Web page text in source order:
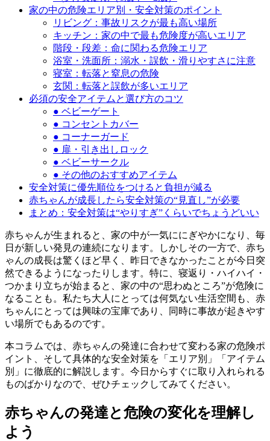
家の中の危険エリア別・安全対策のポイント
リビング：事故リスクが最も高い場所
キッチン：家の中で最も危険度が高いエリア
階段・段差：命に関わる危険エリア
浴室・洗面所：溺水・誤飲・滑りやすさに注意
寝室：転落と窒息の危険
玄関：転落と誤飲が多いエリア
必須の安全アイテムと選び方のコツ
● ベビーゲート
● コンセントカバー
● コーナーガード
● 扉・引き出しロック
● ベビーサークル
● その他のおすすめアイテム
安全対策に優先順位をつけると負担が減る
赤ちゃんが成長したら安全対策の“見直し”が必要
まとめ：安全対策は“やりすぎ”くらいでちょうどいい
赤ちゃんが生まれると、家の中が一気ににぎやかになり、毎
日が新しい発見の連続になります。しかしその一方で、赤ち
ゃんの成長は驚くほど早く、昨日できなかったことが今日突
然できるようになったりします。特に、寝返り・ハイハイ・
つかまり立ちが始まると、家の中の“思わぬところ”が危険に
なることも。私たち大人にとっては何気ない生活空間も、赤
ちゃんにとっては興味の宝庫であり、同時に事故が起きやす
い場所でもあるのです。
本コラムでは、赤ちゃんの発達に合わせて変わる家の危険ポ
イント、そして具体的な安全対策を「エリア別」「アイテム
別」に徹底的に解説します。今日からすぐに取り入れられる
ものばかりなので、ぜひチェックしてみてください。
赤ちゃんの発達と危険の変化を理解し
よう